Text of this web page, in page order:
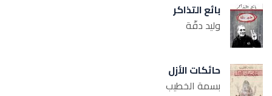
بائع التذاكر
وليد دقّة
حائكات الأزل
بسمة الخطيب